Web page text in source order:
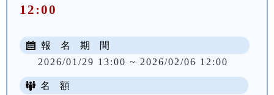
12:00
報 名 期 間
2026/01/29 13:00 ~ 2026/02/06 12:00
名 額